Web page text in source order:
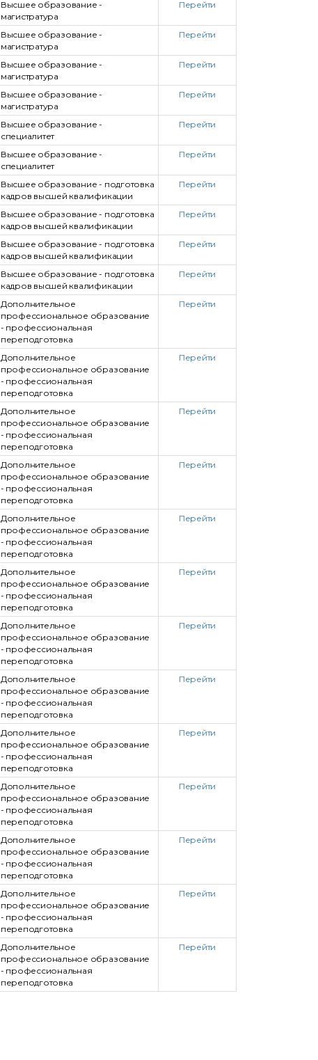
Высшее образование -
магистратура
Перейти
Высшее образование -
магистратура
Перейти
Высшее образование -
магистратура
Перейти
Высшее образование -
магистратура
Перейти
Высшее образование -
специалитет
Перейти
Высшее образование -
специалитет
Перейти
Высшее образование - подготовка
кадров высшей квалификации
Перейти
Высшее образование - подготовка
кадров высшей квалификации
Перейти
Высшее образование - подготовка
кадров высшей квалификации
Перейти
Высшее образование - подготовка
кадров высшей квалификации
Перейти
Дополнительное
профессиональное образование
- профессиональная
переподготовка
Перейти
Дополнительное
профессиональное образование
- профессиональная
переподготовка
Перейти
Дополнительное
профессиональное образование
- профессиональная
переподготовка
Перейти
Дополнительное
профессиональное образование
- профессиональная
переподготовка
Перейти
Дополнительное
профессиональное образование
- профессиональная
переподготовка
Перейти
Дополнительное
профессиональное образование
- профессиональная
переподготовка
Перейти
Дополнительное
профессиональное образование
- профессиональная
переподготовка
Перейти
Дополнительное
профессиональное образование
- профессиональная
переподготовка
Перейти
Дополнительное
профессиональное образование
- профессиональная
переподготовка
Перейти
Дополнительное
профессиональное образование
- профессиональная
переподготовка
Перейти
Дополнительное
профессиональное образование
- профессиональная
переподготовка
Перейти
Дополнительное
профессиональное образование
- профессиональная
переподготовка
Перейти
Дополнительное
профессиональное образование
- профессиональная
переподготовка
Перейти